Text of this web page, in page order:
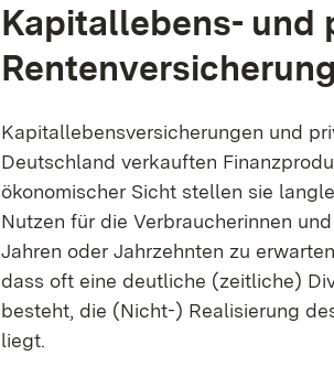
Kapitallebens- und
Kapitallebensversicherungen und
Deutschland verkauften
ökonomischer Sicht stellen sie
Nutzen für die Verbraucherinnen
Jahren oder Jahrzehnten zu
dass oft eine deutliche (zeitliche)
besteht, die (Nicht-) Realisierung
liegt.